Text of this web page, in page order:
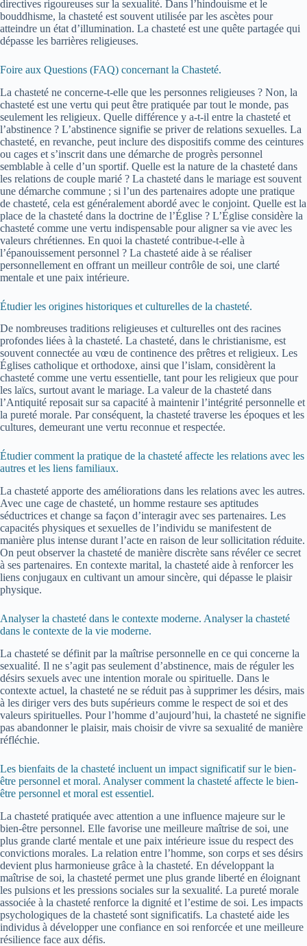
directives rigoureuses sur la sexualité. Dans l’hindouisme et le
bouddhisme, la chasteté est souvent utilisée par les ascètes pour
atteindre un état d’illumination. La chasteté est une quête partagée qui
dépasse les barrières religieuses.
Foire aux Questions (FAQ) concernant la Chasteté.
La chasteté ne concerne-t-elle que les personnes religieuses ? Non, la
chasteté est une vertu qui peut être pratiquée par tout le monde, pas
seulement les religieux. Quelle différence y a-t-il entre la chasteté et
l’abstinence ? L’abstinence signifie se priver de relations sexuelles. La
chasteté, en revanche, peut inclure des dispositifs comme des ceintures
ou cages et s’inscrit dans une démarche de progrès personnel
semblable à celle d’un sportif. Quelle est la nature de la chasteté dans
les relations de couple marié ? La chasteté dans le mariage est souvent
une démarche commune ; si l’un des partenaires adopte une pratique
de chasteté, cela est généralement abordé avec le conjoint. Quelle est la
place de la chasteté dans la doctrine de l’Église ? L’Église considère la
chasteté comme une vertu indispensable pour aligner sa vie avec les
valeurs chrétiennes. En quoi la chasteté contribue-t-elle à
l’épanouissement personnel ? La chasteté aide à se réaliser
personnellement en offrant un meilleur contrôle de soi, une clarté
mentale et une paix intérieure.
Étudier les origines historiques et culturelles de la chasteté.
De nombreuses traditions religieuses et culturelles ont des racines
profondes liées à la chasteté. La chasteté, dans le christianisme, est
souvent connectée au vœu de continence des prêtres et religieux. Les
Églises catholique et orthodoxe, ainsi que l’islam, considèrent la
chasteté comme une vertu essentielle, tant pour les religieux que pour
les laïcs, surtout avant le mariage. La valeur de la chasteté dans
l’Antiquité reposait sur sa capacité à maintenir l’intégrité personnelle et
la pureté morale. Par conséquent, la chasteté traverse les époques et les
cultures, demeurant une vertu reconnue et respectée.
Étudier comment la pratique de la chasteté affecte les relations avec les
autres et les liens familiaux.
La chasteté apporte des améliorations dans les relations avec les autres.
Avec une cage de chasteté, un homme restaure ses aptitudes
séductrices et change sa façon d’interagir avec ses partenaires. Les
capacités physiques et sexuelles de l’individu se manifestent de
manière plus intense durant l’acte en raison de leur sollicitation réduite.
On peut observer la chasteté de manière discrète sans révéler ce secret
à ses partenaires. En contexte marital, la chasteté aide à renforcer les
liens conjugaux en cultivant un amour sincère, qui dépasse le plaisir
physique.
Analyser la chasteté dans le contexte moderne. Analyser la chasteté
dans le contexte de la vie moderne.
La chasteté se définit par la maîtrise personnelle en ce qui concerne la
sexualité. Il ne s’agit pas seulement d’abstinence, mais de réguler les
désirs sexuels avec une intention morale ou spirituelle. Dans le
contexte actuel, la chasteté ne se réduit pas à supprimer les désirs, mais
à les diriger vers des buts supérieurs comme le respect de soi et des
valeurs spirituelles. Pour l’homme d’aujourd’hui, la chasteté ne signifie
pas abandonner le plaisir, mais choisir de vivre sa sexualité de manière
réfléchie.
Les bienfaits de la chasteté incluent un impact significatif sur le bien-
être personnel et moral. Analyser comment la chasteté affecte le bien-
être personnel et moral est essentiel.
La chasteté pratiquée avec attention a une influence majeure sur le
bien-être personnel. Elle favorise une meilleure maîtrise de soi, une
plus grande clarté mentale et une paix intérieure issue du respect des
convictions morales. La relation entre l’homme, son corps et ses désirs
devient plus harmonieuse grâce à la chasteté. En développant la
maîtrise de soi, la chasteté permet une plus grande liberté en éloignant
les pulsions et les pressions sociales sur la sexualité. La pureté morale
associée à la chasteté renforce la dignité et l’estime de soi. Les impacts
psychologiques de la chasteté sont significatifs. La chasteté aide les
individus à développer une confiance en soi renforcée et une meilleure
résilience face aux défis.